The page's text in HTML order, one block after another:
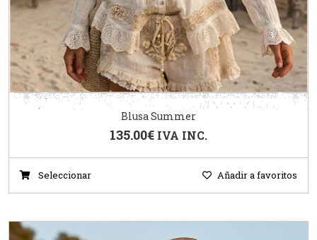
Blusa Summer
135.00€ IVA INC.
Seleccionar Añadir a favoritos